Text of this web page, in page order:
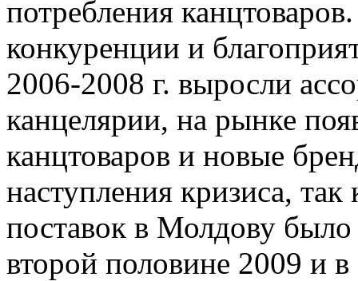
потребления
конкуренции и
2006-2008 г. выросли
канцелярии, на рынке
канцтоваров и новые
наступления кризиса,
поставок в Молдову
второй половине 2009 и в